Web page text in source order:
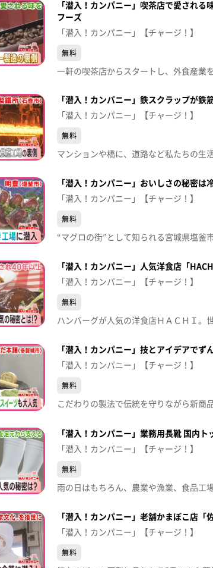
「潜入！カンパニー」喫茶店で愛され
フーズ
「潜入！カンパニー」【チャージ！】
無料
「潜入！カンパニー」鉄スクラップが
「潜入！カンパニー」【チャージ！】
無料
「潜入！カンパニー」おいしさの秘密
「潜入！カンパニー」【チャージ！】
無料
「潜入！カンパニー」人気洋食店「
「潜入！カンパニー」【チャージ！】
無料
「潜入！カンパニー」技とアイデアでず
「潜入！カンパニー」【チャージ！】
無料
「潜入！カンパニー」業務用長靴 国内
「潜入！カンパニー」【チャージ！】
無料
「潜入！カンパニー」老舗かまぼこ店「
「潜入！カンパニー」【チャージ！】
無料